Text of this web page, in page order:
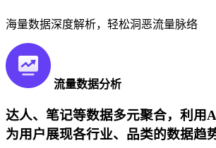
海量数据深度解析，轻松洞恶流量脉络
流量数据分析
达人、笔记等数据多元聚合，利用
为用户展现各行业、品类的数据趋势